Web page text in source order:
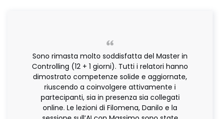
Sono rimasta molto soddisfatta del Master in
Controlling (12 + 1 giorni). Tutti i relatori hanno
dimostrato competenze solide e aggiornate,
riuscendo a coinvolgere attivamente i
partecipanti, sia in presenza sia collegati
online. Le lezioni di Filomena, Danilo e la